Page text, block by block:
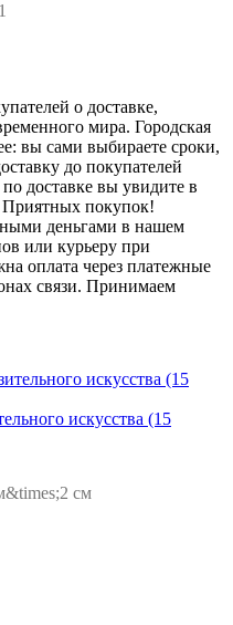
о доставке,
мира. Городская
вы сами выбираете сроки,
до покупателей
доставке вы увидите в
Приятных покупок!
деньгами в нашем
или курьеру при
оплата через платежные
связи. Принимаем
искусства (15
см